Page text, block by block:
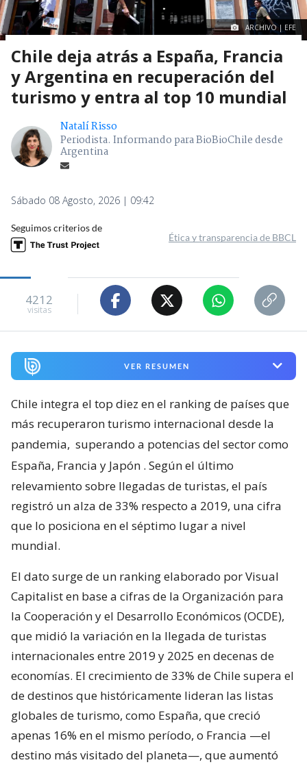
ARCHIVO | EFE
Chile deja atrás a España, Francia
y Argentina en recuperación del
turismo y entra al top 10 mundial
Natalí Risso
Periodista. Informando para BioBioChile desde
Argentina
Sábado 08 Agosto, 2026 | 09:42
Seguimos criterios de
Ética y transparencia de BBCL
4212
visitas
VER RESUMEN
Chile integra el top diez en el ranking de países que
más recuperaron turismo internacional desde la
pandemia, superando a potencias del sector como
España, Francia y Japón . Según el último
relevamiento sobre llegadas de turistas, el país
registró un alza de 33% respecto a 2019, una cifra
que lo posiciona en el séptimo lugar a nivel
mundial.
El dato surge de un ranking elaborado por Visual
Capitalist en base a cifras de la Organización para
la Cooperación y el Desarrollo Económicos (OCDE),
que midió la variación en la llegada de turistas
internacionales entre 2019 y 2025 en decenas de
economías. El crecimiento de 33% de Chile supera el
de destinos que históricamente lideran las listas
globales de turismo, como España, que creció
apenas 16% en el mismo período, o Francia —el
destino más visitado del planeta—, que aumentó